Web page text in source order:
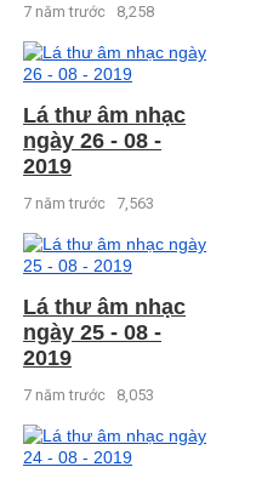
7 năm trước 8,258
Lá thư âm nhạc
ngày 26 - 08 -
2019
7 năm trước 7,563
Lá thư âm nhạc
ngày 25 - 08 -
2019
7 năm trước 8,053